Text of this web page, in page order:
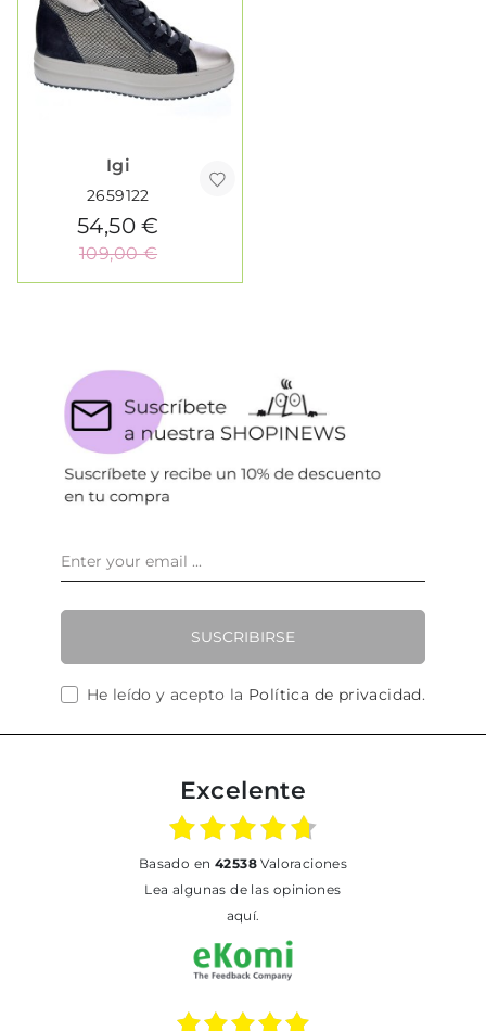
Igi
2659122
54,50 €
109,00 €
SUSCRIBIRSE
He leído y acepto la Política de privacidad.
Excelente
basado en 42538Valoraciones
Lea algunas de las opiniones
aquí.